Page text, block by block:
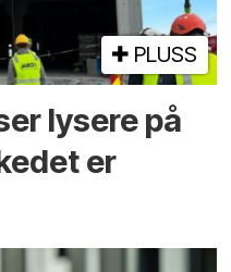
PLUSS
lysere på
er